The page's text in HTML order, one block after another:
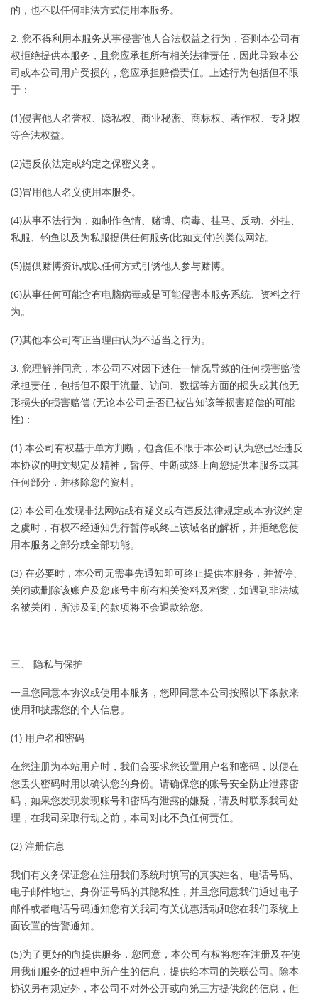
的，也不以任何非法方式使用本服务。
2. 您不得利用本服务从事侵害他人合法权益之行为，否则本公司有
权拒绝提供本服务，且您应承担所有相关法律责任，因此导致本公
司或本公司用户受损的，您应承担赔偿责任。上述行为包括但不限
于：
(1)侵害他人名誉权、隐私权、商业秘密、商标权、著作权、专利权
等合法权益。
(2)违反依法定或约定之保密义务。
(3)冒用他人名义使用本服务。
(4)从事不法行为，如制作色情、赌博、病毒、挂马、反动、外挂、
私服、钓鱼以及为私服提供任何服务(比如支付)的类似网站。
(5)提供赌博资讯或以任何方式引诱他人参与赌博。
(6)从事任何可能含有电脑病毒或是可能侵害本服务系统、资料之行
为。
(7)其他本公司有正当理由认为不适当之行为。
3. 您理解并同意，本公司不对因下述任一情况导致的任何损害赔偿
承担责任，包括但不限于流量、访问、数据等方面的损失或其他无
形损失的损害赔偿 (无论本公司是否已被告知该等损害赔偿的可能
性)：
(1) 本公司有权基于单方判断，包含但不限于本公司认为您已经违反
本协议的明文规定及精神，暂停、中断或终止向您提供本服务或其
任何部分，并移除您的资料。
(2) 本公司在发现非法网站或有疑义或有违反法律规定或本协议约定
之虞时，有权不经通知先行暂停或终止该域名的解析，并拒绝您使
用本服务之部分或全部功能。
(3) 在必要时，本公司无需事先通知即可终止提供本服务，并暂停、
关闭或删除该账户及您账号中所有相关资料及档案，如遇到非法域
名被关闭，所涉及到的款项将不会退款给您。
三、 隐私与保护
一旦您同意本协议或使用本服务，您即同意本公司按照以下条款来
使用和披露您的个人信息。
(1) 用户名和密码
在您注册为本站用户时，我们会要求您设置用户名和密码，以便在
您丢失密码时用以确认您的身份。请确保您的账号安全防止泄露密
码，如果您发现发现账号和密码有泄露的嫌疑，请及时联系我司处
理，在我司采取行动之前，本司对此不负任何责任。
(2) 注册信息
我们有义务保证您在注册我们系统时填写的真实姓名、电话号码、
电子邮件地址、身份证号码的其隐私性，并且您同意我们通过电子
邮件或者电话号码通知您有关我司有关优惠活动和您在我们系统上
面设置的告警通知。
(5)为了更好的向提供服务，您同意，本公司有权将您在注册及在使
用我们服务的过程中所产生的信息，提供给本司的关联公司。除本
协议另有规定外，本公司不对外公开或向第三方提供您的信息，但